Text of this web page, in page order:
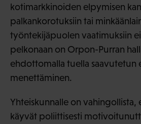
kotimarkkinoiden elpymisen
palkankorotuksiin tai
työntekijäpuolen vaatimuksiin
pelkonaan on Orpon-Purran
ehdottomalla tuella saavutetun
menettäminen.
Yhteiskunnalle on
käyvät poliittisesti